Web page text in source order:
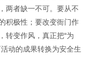
两者缺一不可。要从不
积极性；要改变衙门作
转变作风，真正把“为
动的成果转换为安全生